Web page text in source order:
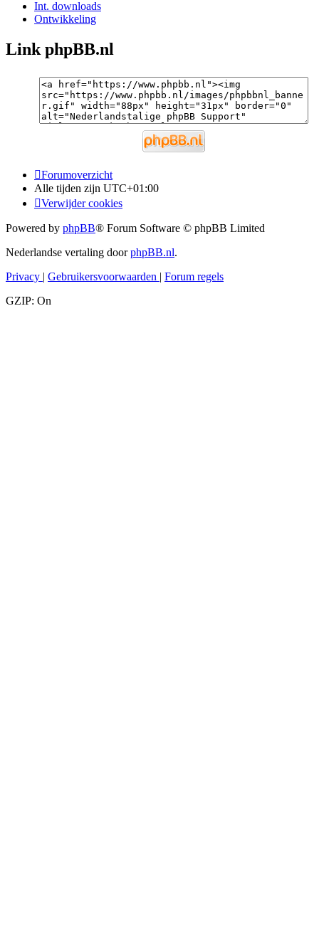
Int. downloads
Ontwikkeling
Link phpBB.nl
Forumoverzicht
Alle tijden zijn UTC+01:00
Verwijder cookies
Powered by phpBB® Forum Software © phpBB Limited
Nederlandse vertaling doorphpBB.nl.
Privacy | Gebruikersvoorwaarden | Forum regels
GZIP: On